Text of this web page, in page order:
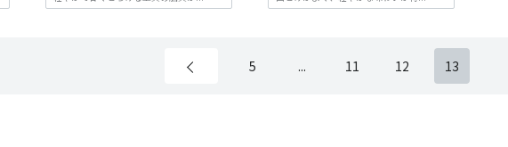
5 ... 11 12 13